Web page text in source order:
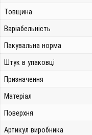
Товщина
Варіабельність
Пакувальна норма
Штук в упаковці
Призначення
Матеріал
Поверхня
Артикул виробника